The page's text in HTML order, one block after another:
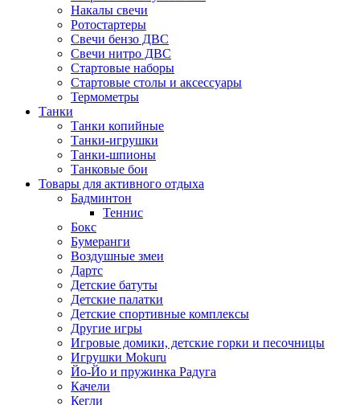
Накалы свечи
Ротостартеры
Свечи бензо ДВС
Свечи нитро ДВС
Стартовые наборы
Стартовые столы и аксессуары
Термометры
Танки
Танки копийные
Танки-игрушки
Танки-шпионы
Танковые бои
Товары для активного отдыха
Бадминтон
Теннис
Бокс
Бумеранги
Воздушные змеи
Дартс
Детские батуты
Детские палатки
Детские спортивные комплексы
Другие игры
Игровые домики, детские горки и песочницы
Игрушки Mokuru
Йо-Йо и пружинка Радуга
Качели
Кегли